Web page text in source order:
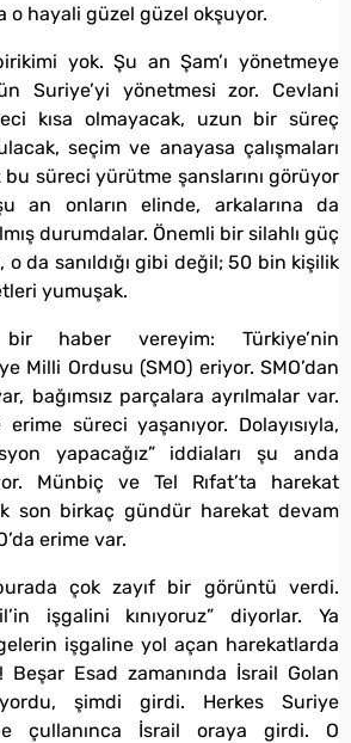
o hayali güzel güzel okşuyor.
yok. Şu an Şam’ı yönetmeye
Suriye’yi yönetmesi zor. Cevlani
kısa olmayacak, uzun bir süreç
seçim ve anayasa çalışmaları
bu süreci yürütme şanslarını görüyor
an onların elinde, arkalarına da
durumdalar. Önemli bir silahlı güç
o da sanıldığı gibi değil; 50 bin kişilik
yumuşak.
haber vereyim: Türkiye’nin
Milli Ordusu (SMO) eriyor. SMO’dan
bağımsız parçalara ayrılmalar var.
süreci yaşanıyor. Dolayısıyla,
yapacağız” iddiaları şu anda
Münbiç ve Tel Rıfat’ta harekat
son birkaç gündür harekat devam
erime var.
çok zayıf bir görüntü verdi.
işgalini kınıyoruz” diyorlar. Ya
işgaline yol açan harekatlarda
Beşar Esad zamanında İsrail Golan
şimdi girdi. Herkes Suriye
çullanınca İsrail oraya girdi. O